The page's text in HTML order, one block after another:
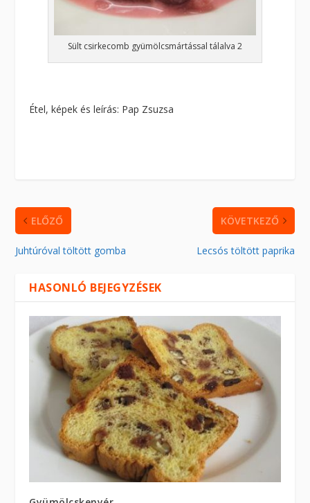
Sült csirkecomb gyümölcsmártással tálalva 2
Étel, képek és leírás: Pap Zsuzsa
ELŐZŐ
Juhtúróval töltött gomba
KÖVETKEZŐ
Lecsós töltött paprika
HASONLÓ BEJEGYZÉSEK